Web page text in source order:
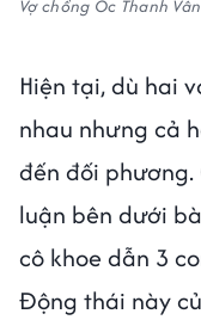
Vợ chồng Ốc Thanh
Hiện tại, dù hai
nhau nhưng cả
đến đối phương.
luận bên dưới
cô khoe dẫn 3
Động thái này